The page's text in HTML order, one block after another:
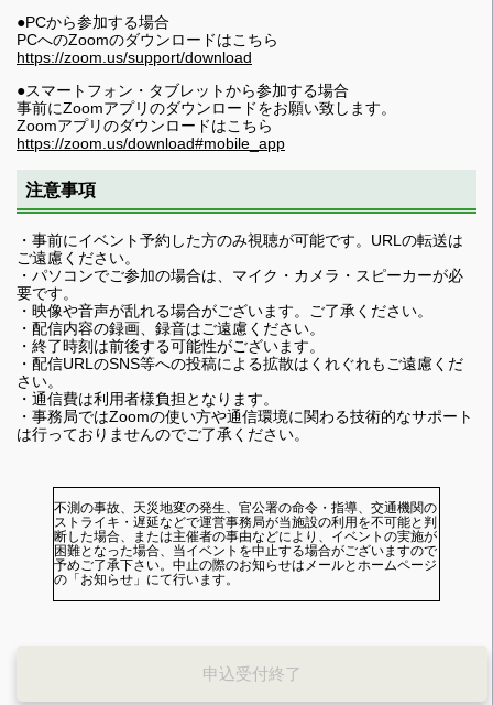
●PCから参加する場合
PCへのZoomのダウンロードはこちら
https://zoom.us/support/download
●スマートフォン・タブレットから参加する場合
事前にZoomアプリのダウンロードをお願い致します。
Zoomアプリのダウンロードはこちら
https://zoom.us/download#mobile_app
注意事項
・事前にイベント予約した方のみ視聴が可能です。URLの転送は
ご遠慮ください。
・パソコンでご参加の場合は、マイク・カメラ・スピーカーが必
要です。
・映像や音声が乱れる場合がございます。ご了承ください。
・配信内容の録画、録音はご遠慮ください。
・終了時刻は前後する可能性がございます。
・配信URLのSNS等への投稿による拡散はくれぐれもご遠慮くだ
さい。
・通信費は利用者様負担となります。
・事務局ではZoomの使い方や通信環境に関わる技術的なサポート
は行っておりませんのでご了承ください。
不測の事故、天災地変の発生、官公署の命令・指導、交通機関の
ストライキ・遅延などで運営事務局が当施設の利用を不可能と判
断した場合、または主催者の事由などにより、イベントの実施が
困難となった場合、当イベントを中止する場合がございますので
予めご了承下さい。中止の際のお知らせはメールとホームページ
の「お知らせ」にて行います。
申込受付終了